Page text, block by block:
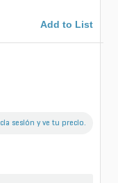
Add to List
sesión y ve tu precio.